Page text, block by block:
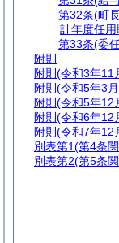
第32条(町
計年度任
第33条(委
附則
附則 (令和3年11
附則 (令和5年3
附則 (令和5年12
附則 (令和6年12
附則 (令和7年12
別表第1(第4条
別表第2(第5条